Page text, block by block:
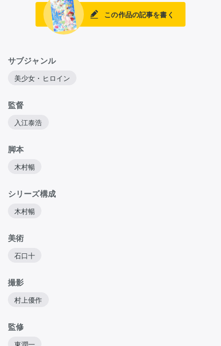
この作品の記事を書く
サブジャンル
美少女・ヒロイン
監督
入江泰浩
脚本
木村暢
シリーズ構成
木村暢
美術
石口十
撮影
村上優作
監修
東潤一